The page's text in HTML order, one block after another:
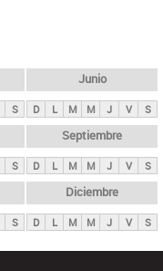
S
Junio
D L M M J V S
S
Septiembre
D L M M J V S
S
Diciembre
D L M M J V S